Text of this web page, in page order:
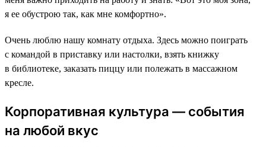
я ее обустрою так, как мне комфортно».
Очень люблю нашу комнату отдыха. Здесь можно поиграть
с командой в приставку или настолки, взять книжку
в библиотеке, заказать пиццу или полежать в массажном
кресле.
Корпоративная культура — события
на любой вкус